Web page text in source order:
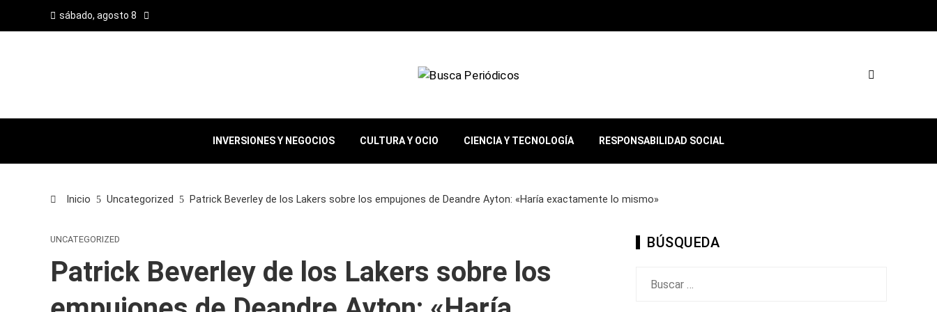
sábado, agosto 8
INVERSIONES Y NEGOCIOS CULTURA Y OCIO CIENCIA Y TECNOLOGÍA RESPONSABILIDAD SOCIAL
Inicio Uncategorized Patrick Beverley de los Lakers sobre los empujones de Deandre Ayton: «Haría exactamente lo mismo»
UNCATEGORIZED
Patrick Beverley de los Lakers sobre los
BÚSQUEDA